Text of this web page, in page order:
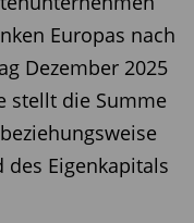
Europas nach
Dezember 2025
stellt die Summe
Eigenkapitals